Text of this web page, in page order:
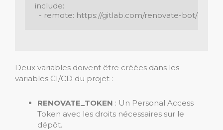
include:
Deux variables doivent être créées dans les
variables CI/CD du projet :
RENOVATE_TOKEN : Un Personal Access
Token avec les droits nécessaires sur le
dépôt.